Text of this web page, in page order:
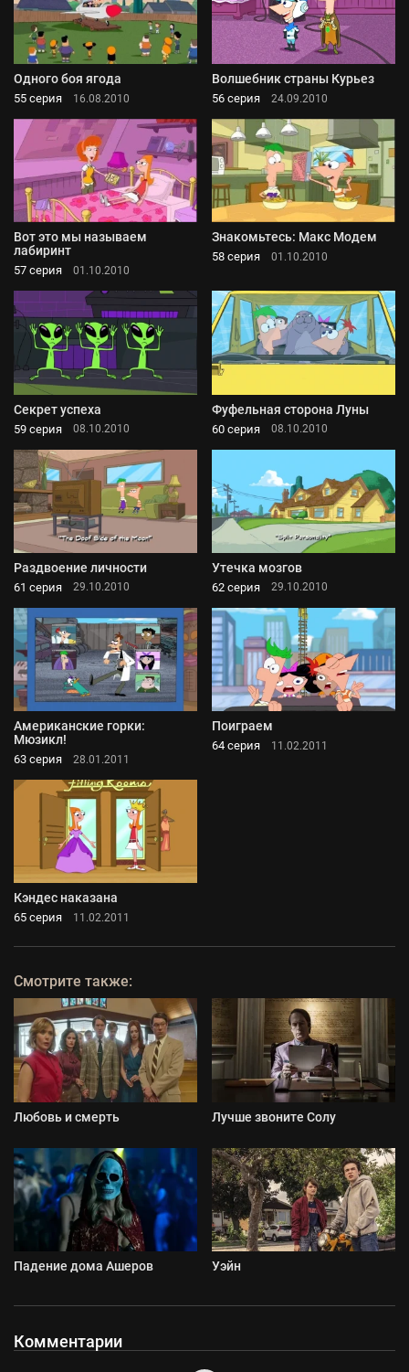
Одного боя ягода
55 серия 16.08.2010
Волшебник страны Курьез
56 серия 24.09.2010
Вот это мы называем
лабиринт
57 серия 01.10.2010
Знакомьтесь: Макс Модем
58 серия 01.10.2010
Секрет успеха
59 серия 08.10.2010
Фуфельная сторона Луны
60 серия 08.10.2010
Раздвоение личности
61 серия 29.10.2010
Утечка мозгов
62 серия 29.10.2010
Американские горки:
Мюзикл!
63 серия 28.01.2011
Поиграем
64 серия 11.02.2011
Кэндес наказана
65 серия 11.02.2011
Смотрите также:
Любовь и смерть Лучше звоните Солу
Падение дома Ашеров Уэйн
Комментарии